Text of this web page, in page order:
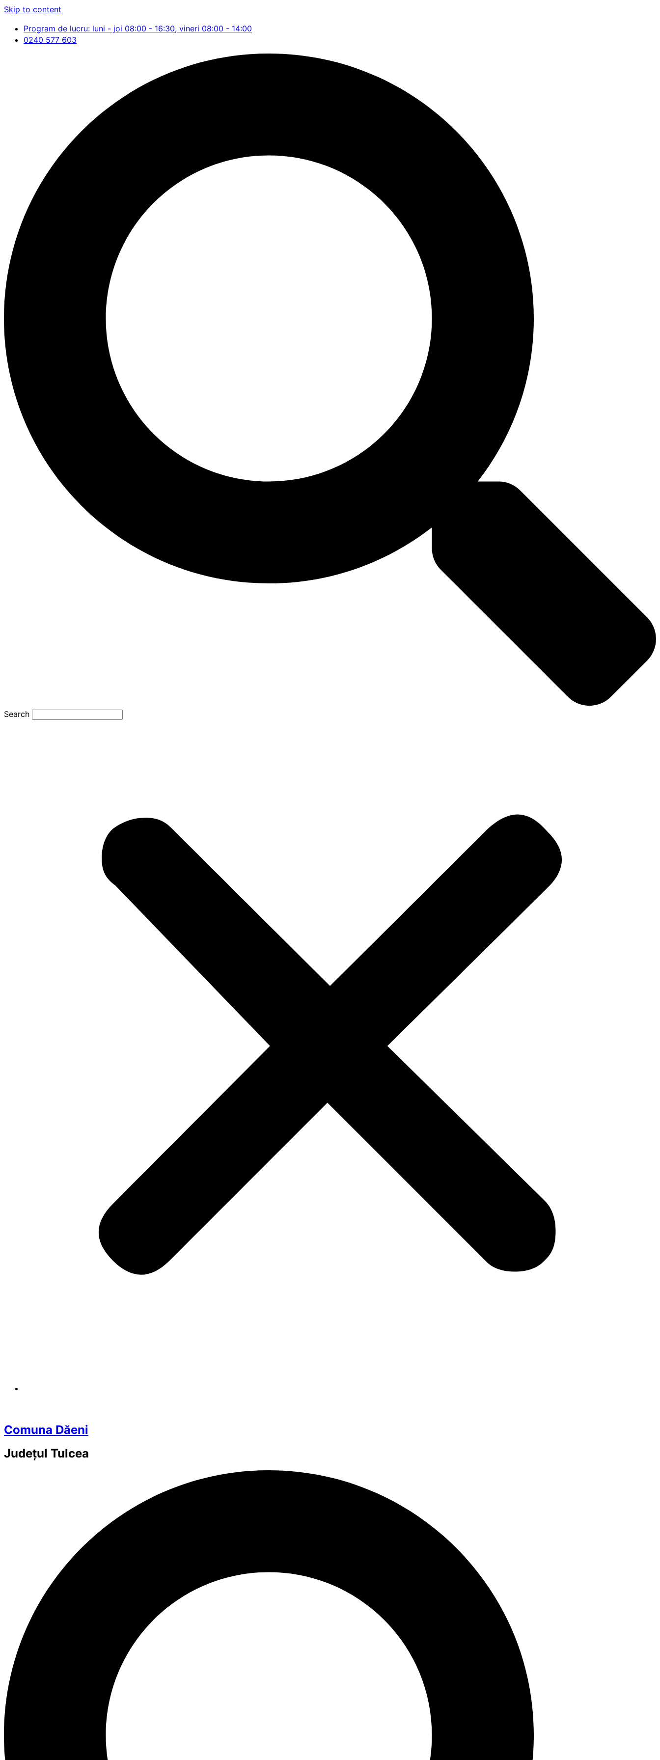
Skip to content
Program de lucru: luni - joi 08:00 - 16:30, vineri 08:00 - 14:00
0240 577 603
Search
Comuna Dăeni
Județul Tulcea